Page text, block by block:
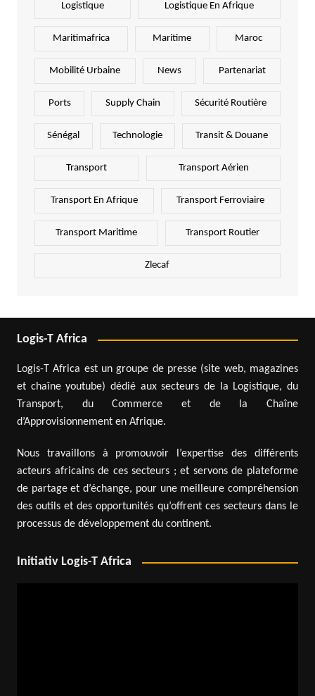
Logistique Logistique En Afrique
Maritimafrica Maritime Maroc
Mobilité Urbaine News Partenariat
Ports Supply Chain Sécurité Routière
Sénégal Technologie Transit & Douane
Transport Transport Aérien
Transport En Afrique Transport Ferroviaire
Transport Maritime Transport Routier
Zlecaf
Logis-T Africa
Logis-T Africa est un groupe de presse (site web, magazines
et chaîne youtube) dédié aux secteurs de la Logistique, du
Transport, du Commerce et de la Chaîne
d’Approvisionnement en Afrique.
Nous travaillons à promouvoir l’expertise des différents
acteurs africains de ces secteurs ; et servons de plateforme
de partage et d’échange, pour une meilleure compréhension
des outils et des opportunités qu’offrent ces secteurs dans le
processus de développement du continent.
Initiativ Logis-T Africa